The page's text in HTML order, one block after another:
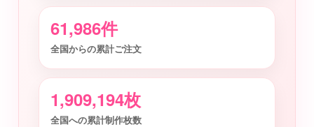
61,986件
全国からの累計ご注文
1,909,194枚
全国への累計制作枚数